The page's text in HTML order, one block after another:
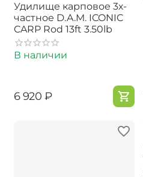
Удилище карповое 3х-
частное D.A.M. ICONIC
CARP Rod 13ft 3.50lb
В наличии
‍6 920‍ ₽